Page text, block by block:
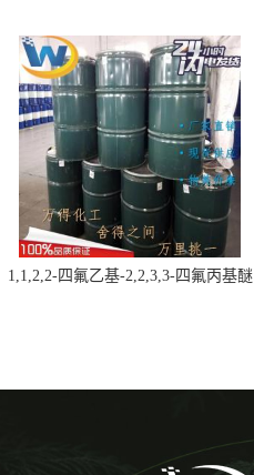
1,1,2,2-四氟乙基-2,2,3,3-四氟丙基醚